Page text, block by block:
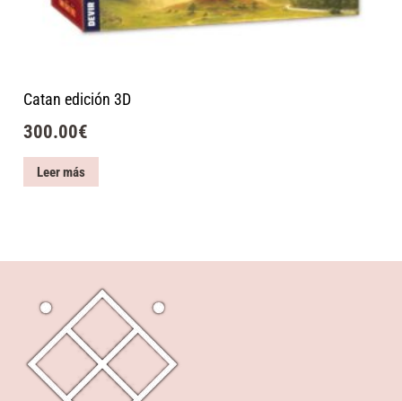
Catan edición 3D
300.00€
Leer más